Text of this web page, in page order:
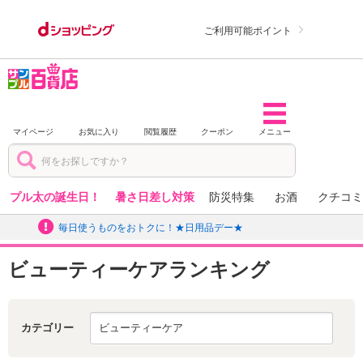
ご利用可能ポイント
マイページ お気に入り 閲覧履歴 クーポン メニュー
プル太の誕生日！ 暑さ日差し対策 防災特集 お酒 クチコ
毎日使うものをおトクに！★日用品デー★
ビューティーケアランキング
カテゴリー